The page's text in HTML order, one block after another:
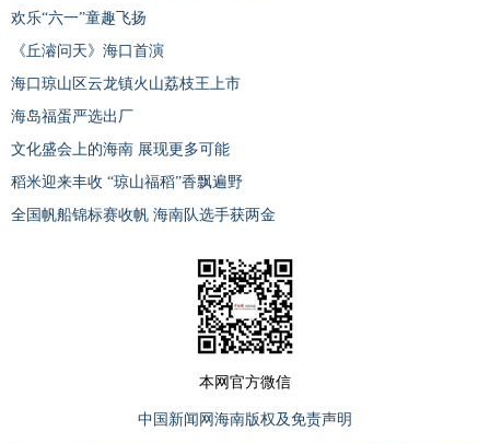
欢乐“六一”童趣飞扬
《丘濬问天》海口首演
海口琼山区云龙镇火山荔枝王上市
海岛福蛋严选出厂
文化盛会上的海南 展现更多可能
稻米迎来丰收 “琼山福稻”香飘遍野
全国帆船锦标赛收帆 海南队选手获两金
本网官方微信
中国新闻网海南版权及免责声明